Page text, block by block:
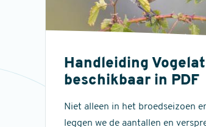
Handleiding
beschikbaar in PDF
Niet alleen in het broedseizoen
leggen we de aantallen en